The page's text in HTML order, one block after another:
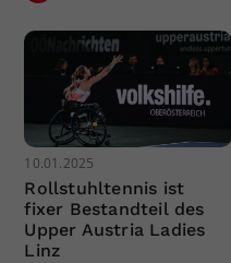
10.01.2025
Rollstuhltennis ist
fixer Bestandteil des
Upper Austria Ladies
Linz